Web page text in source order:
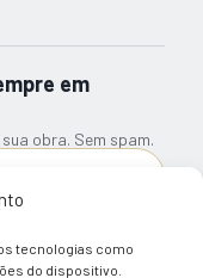
tecnologias como
do dispositivo.
em
obra. Sem spam.
relativa ao